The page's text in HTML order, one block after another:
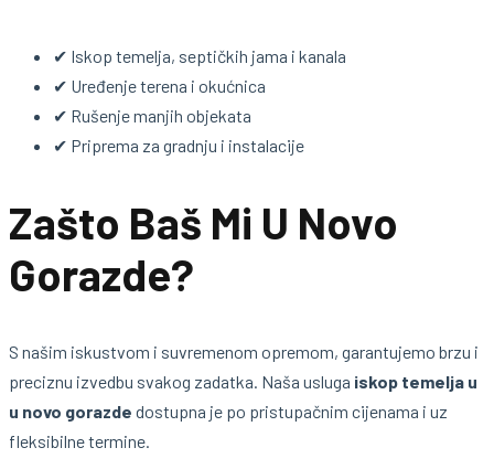
✔ Iskop temelja, septičkih jama i kanala
✔ Uređenje terena i okućnica
✔ Rušenje manjih objekata
✔ Priprema za gradnju i instalacije
Zašto Baš Mi U Novo
Gorazde?
S našim iskustvom i suvremenom opremom, garantujemo brzu i
preciznu izvedbu svakog zadatka. Naša usluga iskop temelja u
u novo gorazde dostupna je po pristupačnim cijenama i uz
fleksibilne termine.